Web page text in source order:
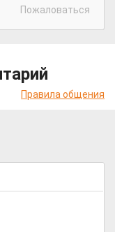
Пожаловаться
Правила общения